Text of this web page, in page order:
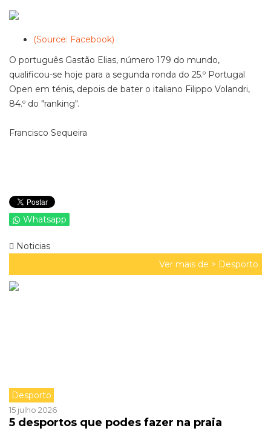
(Source: Facebook)
O português Gastão Elias, número 179 do mundo,
qualificou-se hoje para a segunda ronda do 25.º Portugal
Open em ténis, depois de bater o italiano Filippo Volandri,
84.º do "ranking".
Francisco Sequeira
Whatsapp
Noticias
Ver mais de > Desporto
Desporto
15 julho 2026
5 desportos que podes fazer na praia